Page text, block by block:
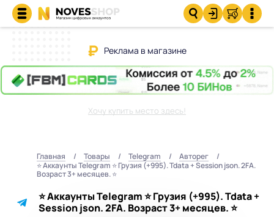
Реклама в магазине
Хочу купить место здесь!
Главная Товары Telegram
Авторег
⭐ Аккаунты Telegram ⭐ Грузия (+995). Tdata + Session json. 2FA.
Возраст 3+ месяцев. ⭐
⭐ Аккаунты Telegram ⭐ Грузия (+995). Tdata +
Session json. 2FA. Возраст 3+ месяцев. ⭐